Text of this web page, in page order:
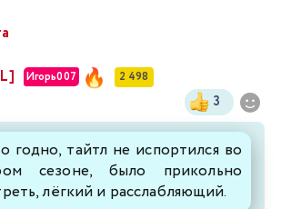
Игорь007 2 498
3
годно, тайтл не испортился во
сезоне, было прикольно
лёгкий и расслабляющий.